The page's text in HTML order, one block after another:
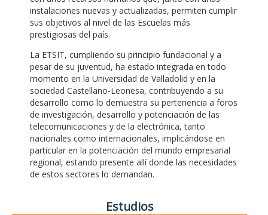
instalaciones nuevas y actualizadas, permiten cumplir
sus objetivos al nivel de las Escuelas más
prestigiosas del país.
La ETSIT, cumpliendo su principio fundacional y a
pesar de su juventud, ha estado integrada en todo
momento en la Universidad de Valladolid y en la
sociedad Castellano-Leonesa, contribuyendo a su
desarrollo como lo demuestra su pertenencia a foros
de investigación, desarrollo y potenciación de las
telecomunicaciones y de la electrónica, tanto
nacionales como internacionales, implicándose en
particular en la potenciación del mundo empresarial
regional, estando presente allí donde las necesidades
de estos sectores lo demandan.
Estudios